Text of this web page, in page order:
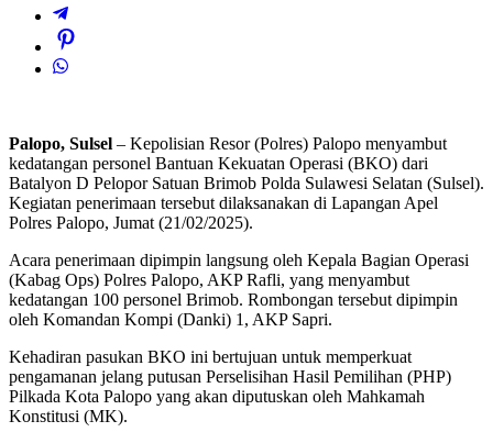
Palopo, Sulsel – Kepolisian Resor (Polres) Palopo menyambut
kedatangan personel Bantuan Kekuatan Operasi (BKO) dari
Batalyon D Pelopor Satuan Brimob Polda Sulawesi Selatan (Sulsel).
Kegiatan penerimaan tersebut dilaksanakan di Lapangan Apel
Polres Palopo, Jumat (21/02/2025).
Acara penerimaan dipimpin langsung oleh Kepala Bagian Operasi
(Kabag Ops) Polres Palopo, AKP Rafli, yang menyambut
kedatangan 100 personel Brimob. Rombongan tersebut dipimpin
oleh Komandan Kompi (Danki) 1, AKP Sapri.
Kehadiran pasukan BKO ini bertujuan untuk memperkuat
pengamanan jelang putusan Perselisihan Hasil Pemilihan (PHP)
Pilkada Kota Palopo yang akan diputuskan oleh Mahkamah
Konstitusi (MK).